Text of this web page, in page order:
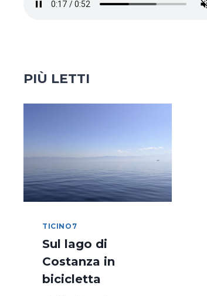
PIÙ LETTI
TICINO7
Sul lago di
Costanza in
bicicletta